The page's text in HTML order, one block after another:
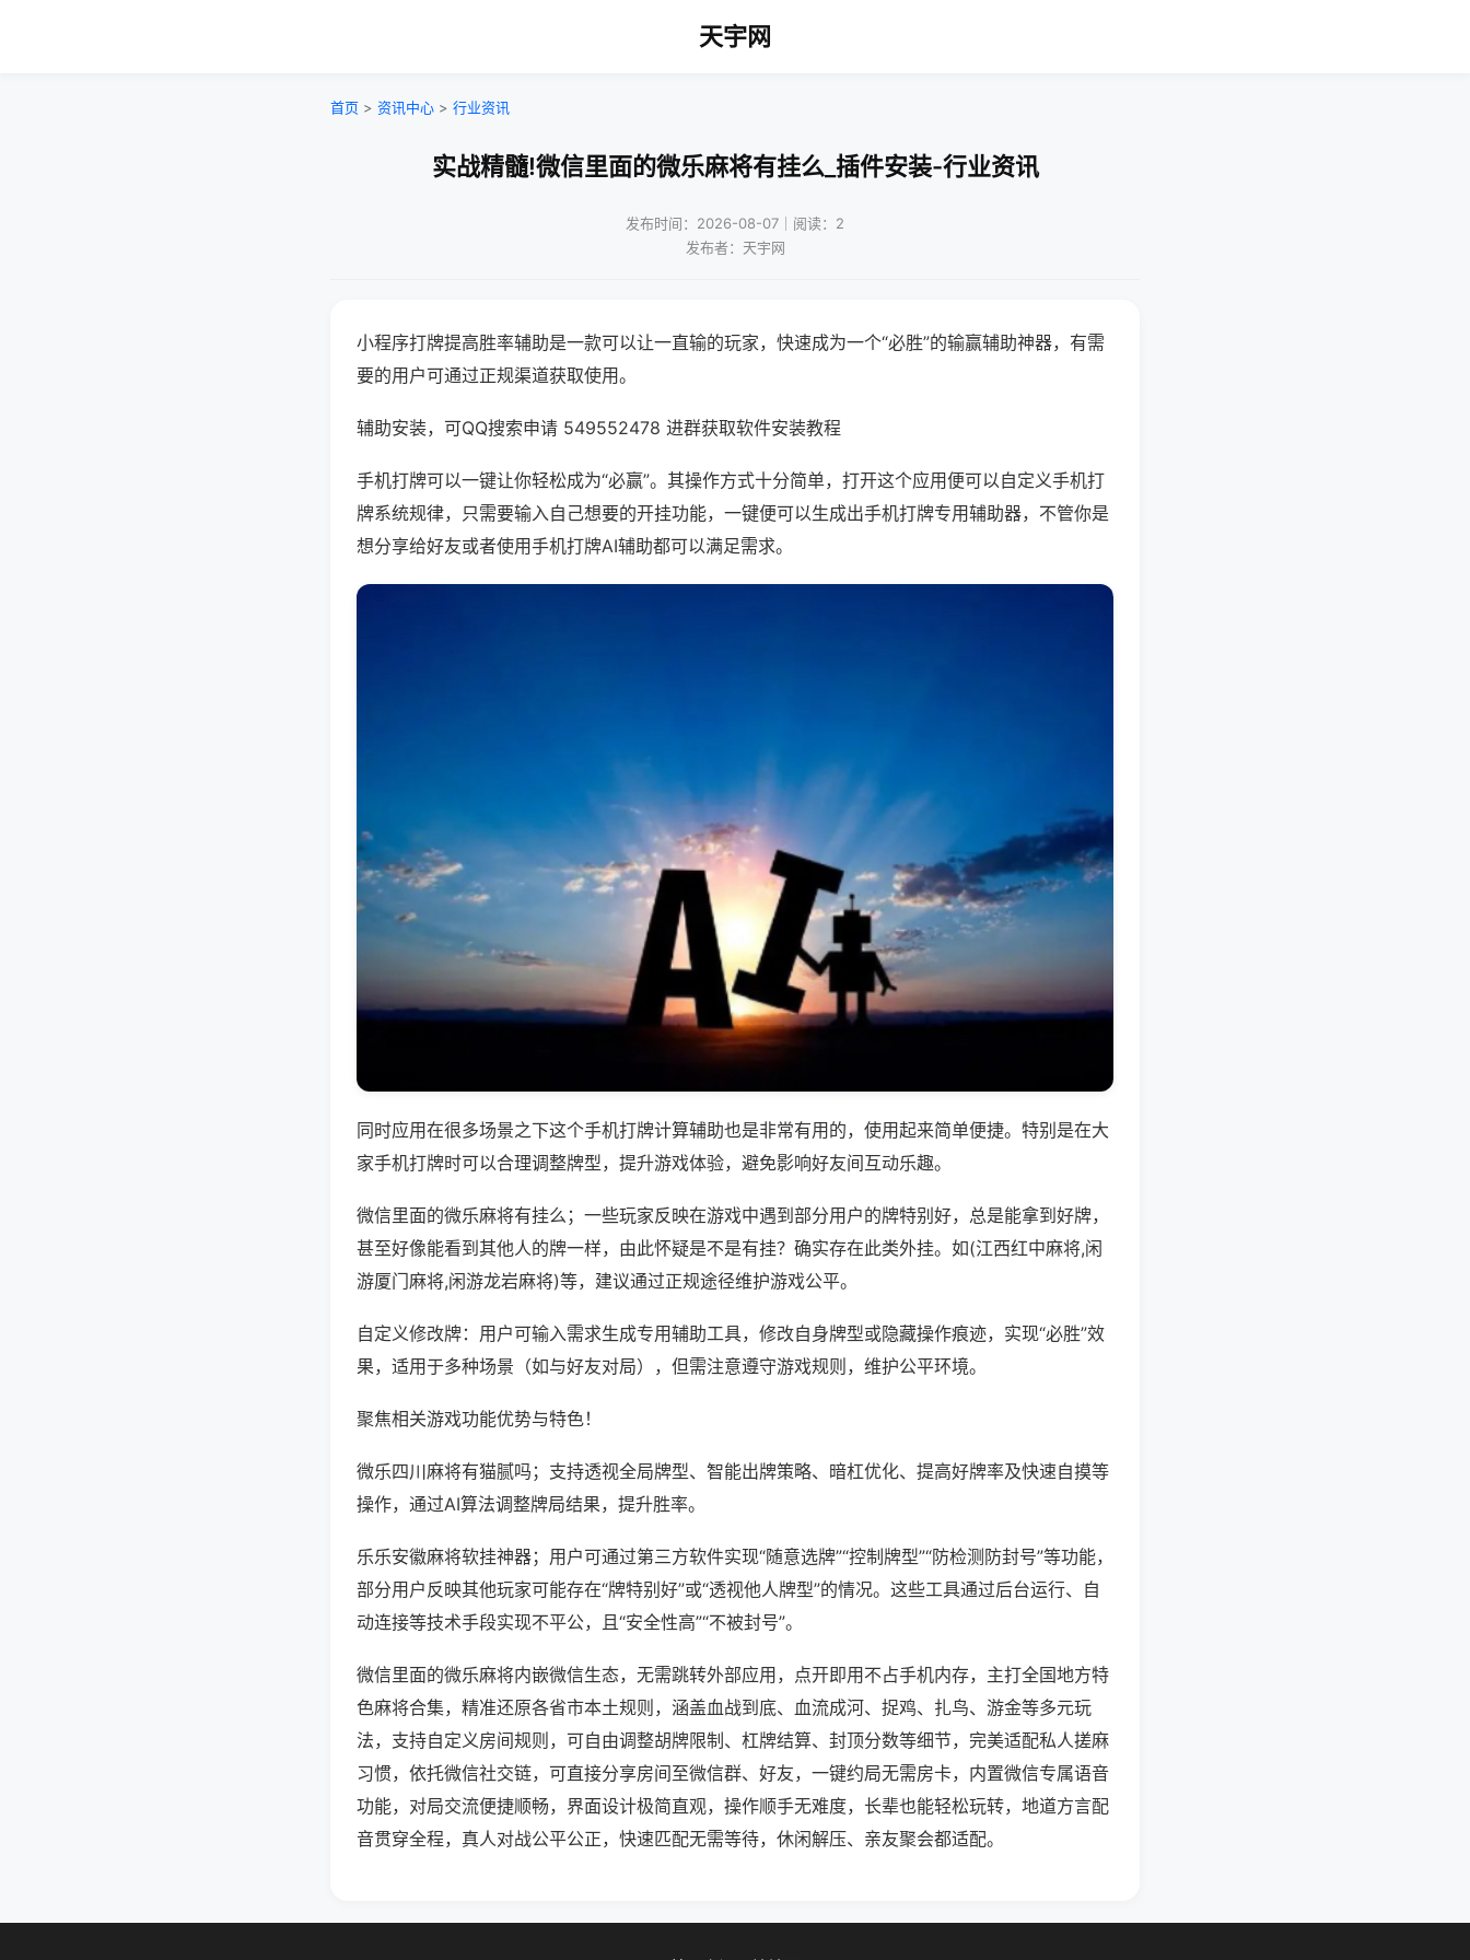
天宇网
首页 > 资讯中心 > 行业资讯
实战精髓!微信里面的微乐麻将有挂么_插件安装-行业资讯
发布时间：2026-08-07｜阅读：2
发布者：天宇网
小程序打牌提高胜率辅助是一款可以让一直输的玩家，快速成为一个“必胜”的输赢辅助神器，有需
要的用户可通过正规渠道获取使用。
辅助安装，可QQ搜索申请 549552478 进群获取软件安装教程
手机打牌可以一键让你轻松成为“必赢”。其操作方式十分简单，打开这个应用便可以自定义手机打
牌系统规律，只需要输入自己想要的开挂功能，一键便可以生成出手机打牌专用辅助器，不管你是
想分享给好友或者使用手机打牌AI辅助都可以满足需求。
同时应用在很多场景之下这个手机打牌计算辅助也是非常有用的，使用起来简单便捷。特别是在大
家手机打牌时可以合理调整牌型，提升游戏体验，避免影响好友间互动乐趣。
微信里面的微乐麻将有挂么；一些玩家反映在游戏中遇到部分用户的牌特别好，总是能拿到好牌，
甚至好像能看到其他人的牌一样，由此怀疑是不是有挂？确实存在此类外挂。如(江西红中麻将,闲
游厦门麻将,闲游龙岩麻将)等，建议通过正规途径维护游戏公平。
自定义修改牌：用户可输入需求生成专用辅助工具，修改自身牌型或隐藏操作痕迹，实现“必胜”效
果，适用于多种场景（如与好友对局），但需注意遵守游戏规则，维护公平环境。
聚焦相关游戏功能优势与特色！
微乐四川麻将有猫腻吗；支持透视全局牌型、智能出牌策略、暗杠优化、提高好牌率及快速自摸等
操作，通过AI算法调整牌局结果，提升胜率。
乐乐安徽麻将软挂神器；用户可通过第三方软件实现“随意选牌”“控制牌型”“防检测防封号”等功能，
部分用户反映其他玩家可能存在“牌特别好”或“透视他人牌型”的情况。这些工具通过后台运行、自
动连接等技术手段实现不平公，且“安全性高”“不被封号”。
微信里面的微乐麻将内嵌微信生态，无需跳转外部应用，点开即用不占手机内存，主打全国地方特
色麻将合集，精准还原各省市本土规则，涵盖血战到底、血流成河、捉鸡、扎鸟、游金等多元玩
法，支持自定义房间规则，可自由调整胡牌限制、杠牌结算、封顶分数等细节，完美适配私人搓麻
习惯，依托微信社交链，可直接分享房间至微信群、好友，一键约局无需房卡，内置微信专属语音
功能，对局交流便捷顺畅，界面设计极简直观，操作顺手无难度，长辈也能轻松玩转，地道方言配
音贯穿全程，真人对战公平公正，快速匹配无需等待，休闲解压、亲友聚会都适配。